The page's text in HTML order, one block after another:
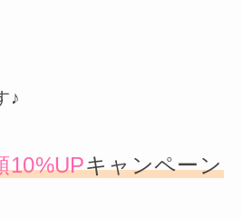
♪
10%UPキャンペーン